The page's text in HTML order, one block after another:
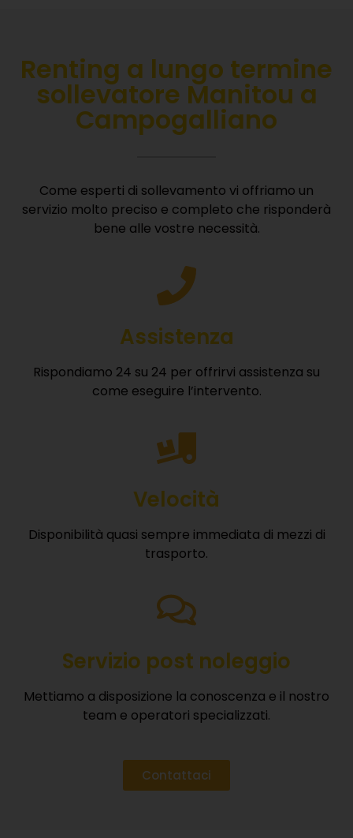
Renting a lungo termine
sollevatore Manitou a
Campogalliano
Come esperti di sollevamento vi offriamo un
servizio molto preciso e completo che risponderà
bene alle vostre necessità.
Assistenza
Rispondiamo 24 su 24 per offrirvi assistenza su
come eseguire l’intervento.
Velocità
Disponibilità quasi sempre immediata di mezzi di
trasporto.
Servizio post noleggio
Mettiamo a disposizione la conoscenza e il nostro
team e operatori specializzati.
Contattaci